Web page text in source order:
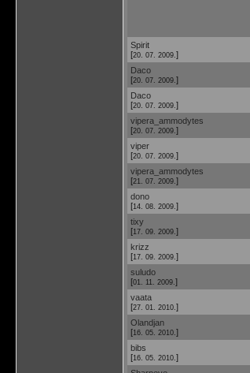
Spirit
[20. 07. 2009. ]
Daco
[20. 07. 2009. ]
Daco
[20. 07. 2009. ]
vipera_ammodytes
[20. 07. 2009. ]
viper
[20. 07. 2009. ]
vipera_ammodytes
[21. 07. 2009. ]
dono
[14. 08. 2009. ]
tixy
[17. 09. 2009. ]
krizz
[17. 09. 2009. ]
suludo
[01. 11. 2009. ]
vaata
[27. 01. 2010. ]
Olandjan
[16. 05. 2010. ]
bibs
[16. 05. 2010. ]